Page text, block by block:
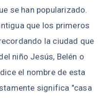
se han popularizado.
que los primeros
la ciudad que
niño Jesús, Belén o
el nombre de esta
significa "casa